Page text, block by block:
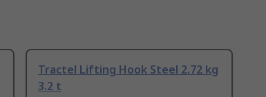
Tractel Lifting Hook Steel 2.72 kg
3.2 t